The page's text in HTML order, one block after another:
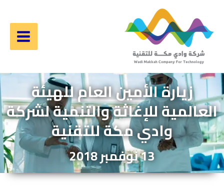
المحتوى
Main
Menu
زيارة الأمين العام للهيئة
العالمية للإغاثة والتنمية لشركة
وادي مكة للتقنية
13نوفمبر2018